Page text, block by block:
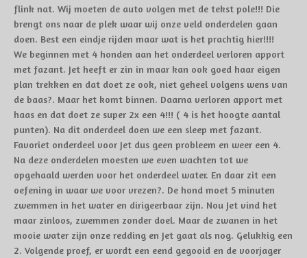
flink nat. Wij moeten de auto volgen met de tekst pole!!! Die
brengt ons naar de plek waar wij onze veld onderdelen gaan
doen. Best een eindje rijden maar wat is het prachtig hier!!!!
We beginnen met 4 honden aan het onderdeel verloren apport
met fazant. Jet heeft er zin in maar kan ook goed haar eigen
plan trekken en dat doet ze ook, niet geheel volgens wens van
de baas?. Maar het komt binnen. Daarna verloren apport met
haas en dat doet ze super 2x een 4!!! ( 4 is het hoogte aantal
punten). Na dit onderdeel doen we een sleep met fazant.
Favoriet onderdeel voor Jet dus geen probleem en weer een 4.
Na deze onderdelen moesten we even wachten tot we
opgehaald werden voor het onderdeel water. En daar zit een
oefening in waar we voor vrezen?. De hond moet 5 minuten
zwemmen in het water en dirigeerbaar zijn. Nou Jet vind het
maar zinloos, zwemmen zonder doel. Maar de zwanen in het
mooie water zijn onze redding en Jet gaat als nog. Gelukkig een
2. Volgende proef, er wordt een eend gegooid en de voorjager